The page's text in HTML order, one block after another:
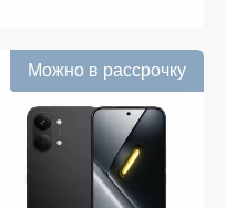
Можно в рассрочку